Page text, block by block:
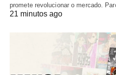
promete revolucionar o mercado.
21 minutos ago